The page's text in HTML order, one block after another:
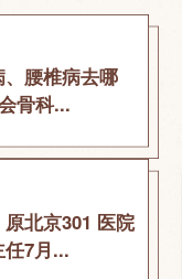
腰椎病去哪
骨科...
原北京301 医院
7月...